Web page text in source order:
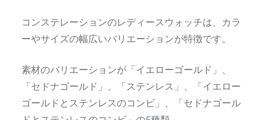
コンステレーションのレディースウォッチは、カラ
ーやサイズの幅広いバリエーションが特徴です。
素材のバリエーションが「イエローゴールド」、
「セドナゴールド」、「ステンレス」、「イエロー
ゴールドとステンレスのコンビ」、「セドナゴール